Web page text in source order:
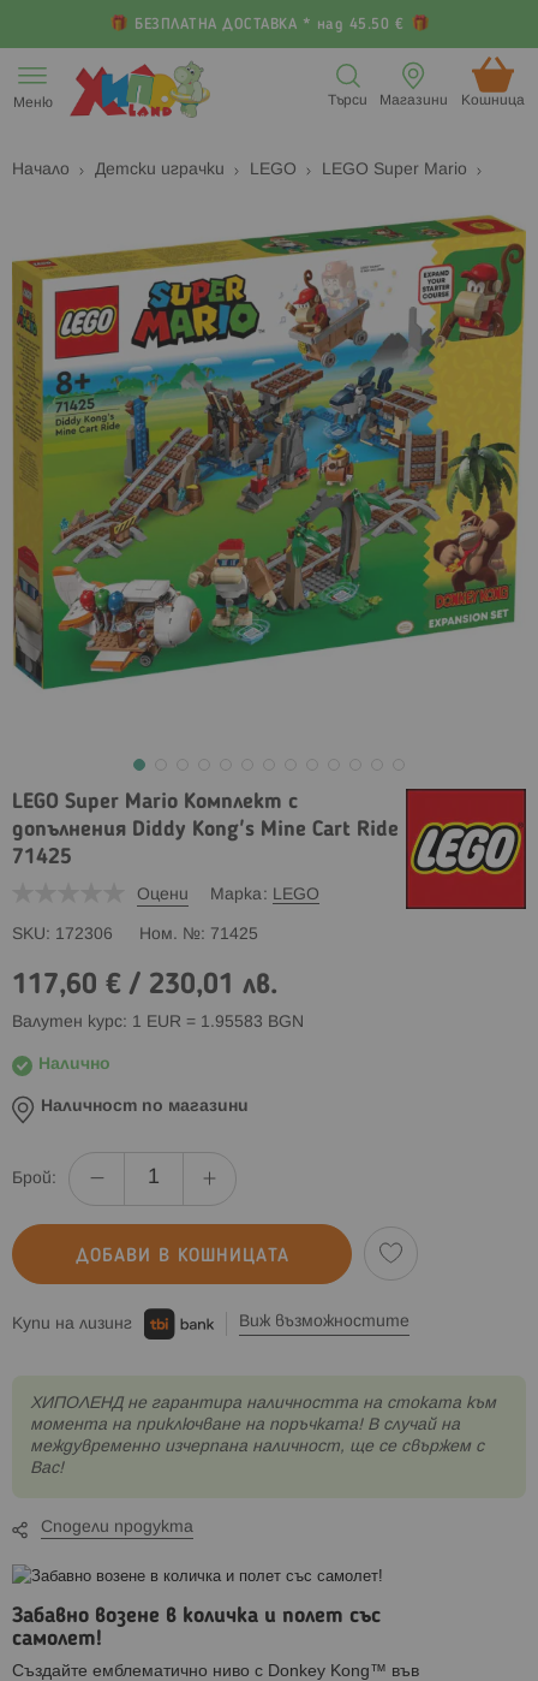
БЕЗПЛАТНА ДОСТАВКА * над 45.50 €
към
съдържанието
Меню Кошница (
Магазини
Търси
Начало Детски играчки LEGO LEGO Super Mario
на
галерията
на
изображенията
LEGO Super Mario Комплект с
допълнения Diddy Kong's Mine Cart Ride
71425
Оцени Марка LEGO
SKU 172306 Ном. № 71425
117,60 € / 230,01 лв.
Валутен курс: 1 EUR = 1.95583 BGN
Налично
Наличност по магазини
Брой:
ДОБАВИ В КОШНИЦАТА
Купи на лизинг Виж възможностите
XИПОЛЕНД не гарантира наличността на стоката към
момента на приключване на поръчката! В случай на
междувременно изчерпана наличност, ще се свържем с
Вас!
Сподели продукта
Забавно возене в количка и полет със
самолет!
Създайте емблематично ниво с Donkey Kong™ във